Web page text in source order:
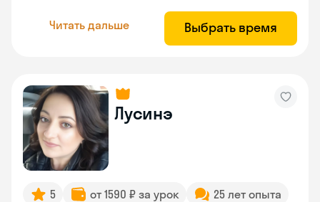
Читать дальше Выбрать время
Лусинэ
5 от 1590 ₽ за урок
25 лет опыта